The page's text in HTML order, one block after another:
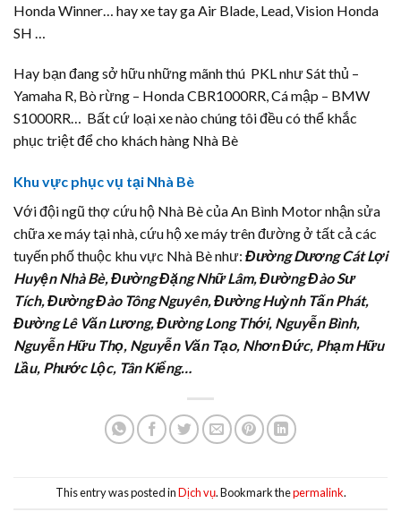
Honda Winner… hay xe tay ga Air Blade, Lead, Vision Honda
SH …
Hay bạn đang sở hữu những mãnh thú PKL như Sát thủ –
Yamaha R, Bò rừng – Honda CBR1000RR, Cá mập – BMW
S1000RR… Bất cứ loại xe nào chúng tôi đều có thể khắc
phục triệt để cho khách hàng Nhà Bè
Khu vực phục vụ tại Nhà Bè
Với đội ngũ thợ cứu hộ Nhà Bè của An Bình Motor nhận sửa
chữa xe máy tại nhà, cứu hộ xe máy trên đường ở tất cả các
tuyến phố thuộc khu vực Nhà Bè như: Đường Dương Cát Lợi
Huyện Nhà Bè, Đường Đặng Nhữ Lâm, Đường Đào Sư
Tích, Đường Đào Tông Nguyên, Đường Huỳnh Tấn Phát,
Đường Lê Văn Lương, Đường Long Thới, Nguyễn Bình,
Nguyễn Hữu Thọ, Nguyễn Văn Tạo, Nhơn Đức, Phạm Hữu
Lầu, Phước Lộc, Tân Kiểng…
This entry was posted inDịch vụ. Bookmark thepermalink.